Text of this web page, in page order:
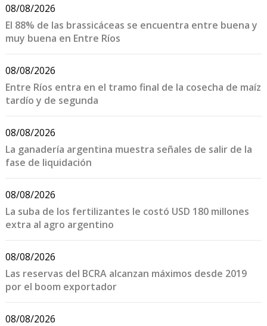
08/08/2026
El 88% de las brassicáceas se encuentra entre buena y
muy buena en Entre Ríos
08/08/2026
Entre Ríos entra en el tramo final de la cosecha de maíz
tardío y de segunda
08/08/2026
La ganadería argentina muestra señales de salir de la
fase de liquidación
08/08/2026
La suba de los fertilizantes le costó USD 180 millones
extra al agro argentino
08/08/2026
Las reservas del BCRA alcanzan máximos desde 2019
por el boom exportador
08/08/2026